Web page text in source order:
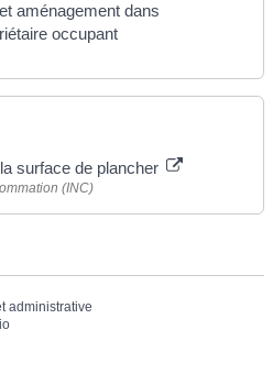
aménagement dans
occupant
surface de plancher
(INC)
administrative